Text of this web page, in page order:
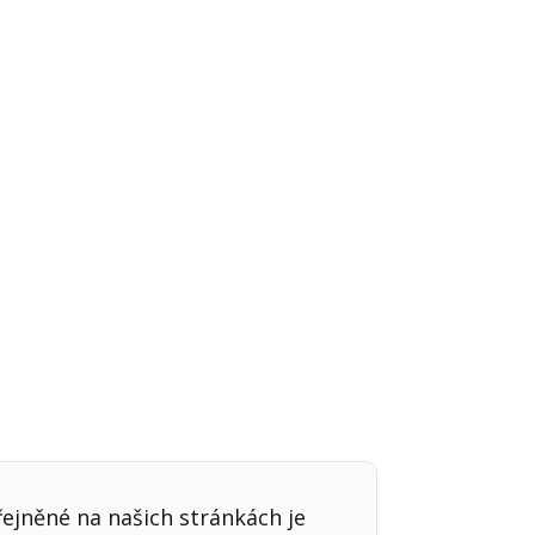
na našich stránkách je